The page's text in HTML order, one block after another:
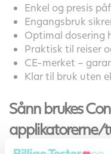
Enkel og presis
Engangsbruk
Optimal dosering
Praktisk til reiser
CE-merket –
Klar til bruk uten
Sånn brukes
applikatorerne/